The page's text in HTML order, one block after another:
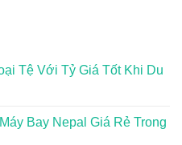
Tệ Với Tỷ Giá Tốt Khi Du
Bay Nepal Giá Rẻ Trong